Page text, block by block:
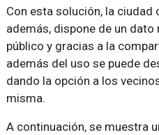
Con esta solución, la
además, dispone de un
público y gracias a la
además del uso se puede
dando la opción a los
misma.
A continuación, se muestra